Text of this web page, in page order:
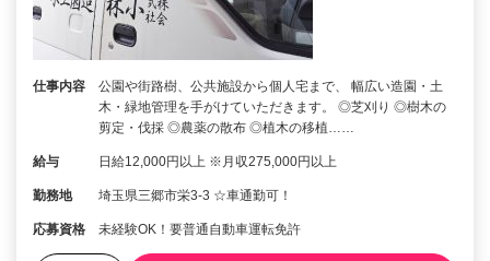
仕事内容
公園や街路樹、公共施設から個人宅まで、 幅広い造園・土
木・緑地管理を手がけていただきます。 ◎芝刈り ◎樹木の
剪定・伐採 ◎農薬の散布 ◎植木の移植……
給与 日給12,000円以上 ※月収275,000円以上
勤務地 埼玉県三郷市栄3-3 ☆車通勤可！
応募資格 未経験OK！要普通自動車運転免許